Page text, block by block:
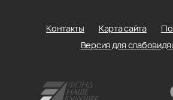
Контакты Карта сайта
Версия для